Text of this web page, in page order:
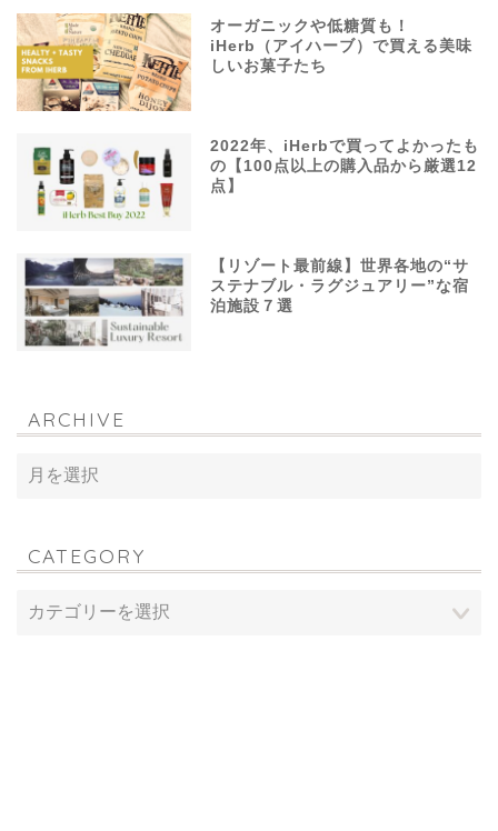
オーガニックや低糖質も！
iHerb（アイハーブ）で買える美味
しいお菓子たち
2022年、iHerbで買ってよかったも
の【100点以上の購入品から厳選12
点】
【リゾート最前線】世界各地の“サ
ステナブル・ラグジュアリー”な宿
泊施設７選
ARCHIVE
CATEGORY